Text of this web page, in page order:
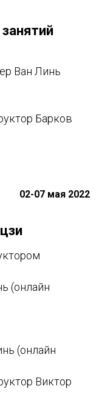
Ван Линь
Барков
02-07 мая 2022
(онлайн
(онлайн
Виктор